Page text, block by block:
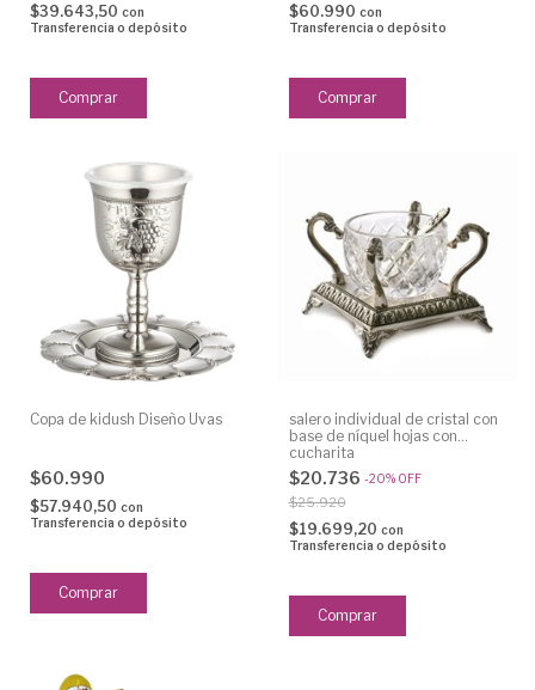
$39.643,50 con
Transferencia o depósito
$60.990 con
Transferencia o depósito
Copa de kidush Diseño Uvas
$60.990
$57.940,50 con
Transferencia o depósito
salero individual de cristal con
base de níquel hojas con
cucharita
$20.736 -20% OFF
$25.920
$19.699,20 con
Transferencia o depósito